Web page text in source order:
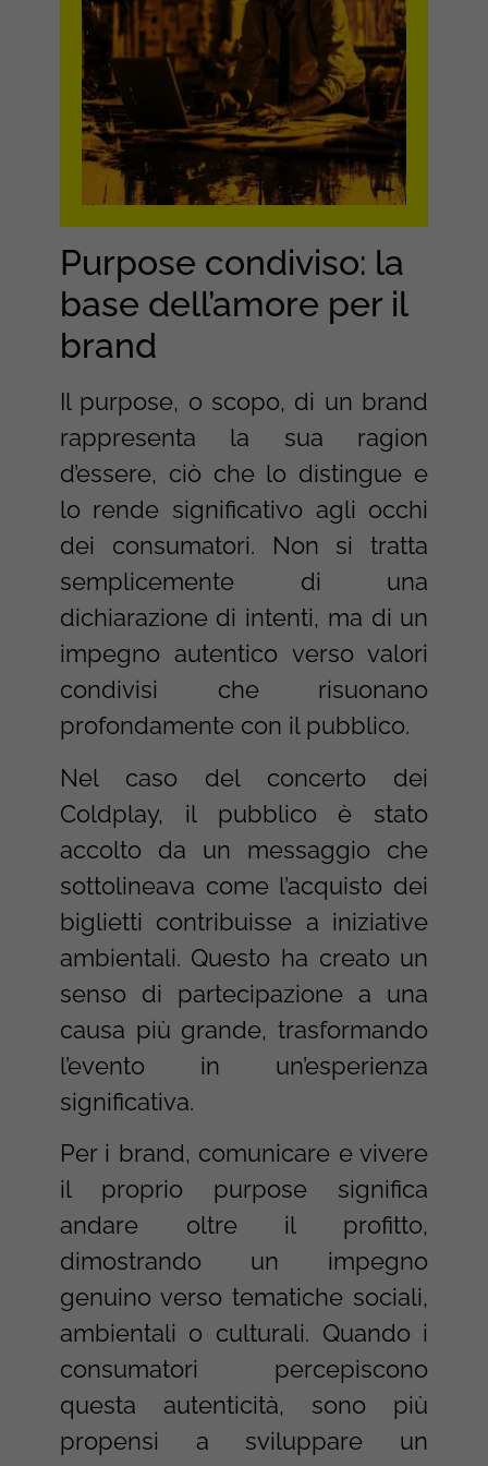
Purpose condiviso: la
base dell’amore per il
brand
Il purpose, o scopo, di un brand
rappresenta la sua ragion
d’essere, ciò che lo distingue e
lo rende significativo agli occhi
dei consumatori. Non si tratta
semplicemente di una
dichiarazione di intenti, ma di un
impegno autentico verso valori
condivisi che risuonano
profondamente con il pubblico.
Nel caso del concerto dei
Coldplay, il pubblico è stato
accolto da un messaggio che
sottolineava come l’acquisto dei
biglietti contribuisse a iniziative
ambientali. Questo ha creato un
senso di partecipazione a una
causa più grande, trasformando
l’evento in un’esperienza
significativa.
Per i brand, comunicare e vivere
il proprio purpose significa
andare oltre il profitto,
dimostrando un impegno
genuino verso tematiche sociali,
ambientali o culturali. Quando i
consumatori percepiscono
questa autenticità, sono più
propensi a sviluppare un